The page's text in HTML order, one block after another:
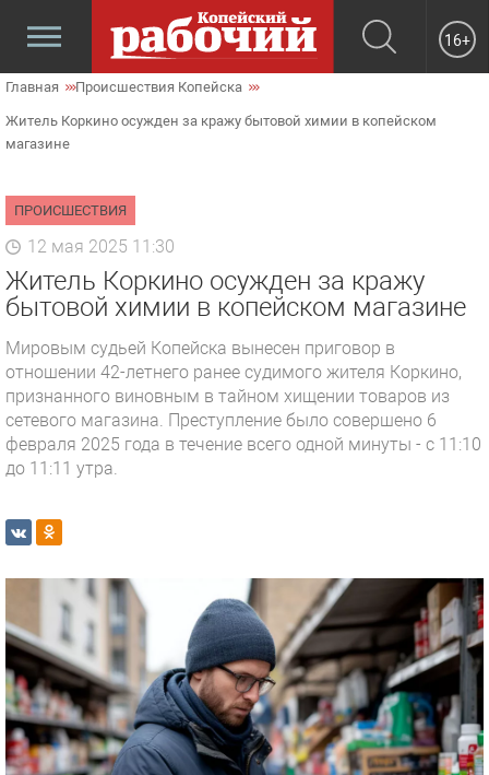
16+
Главная Происшествия Копейска
Житель Коркино осужден за кражу бытовой химии в копейском
магазине
ПРОИСШЕСТВИЯ
12 мая 2025 11:30
Житель Коркино осужден за кражу
бытовой химии в копейском магазине
Мировым судьей Копейска вынесен приговор в
отношении 42-летнего ранее судимого жителя Коркино,
признанного виновным в тайном хищении товаров из
сетевого магазина. Преступление было совершено 6
февраля 2025 года в течение всего одной минуты - с 11:10
до 11:11 утра.